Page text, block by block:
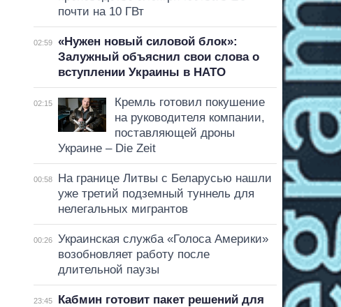
почти на 10 ГВт
02:59
«Нужен новый силовой блок»:
Залужный объяснил свои слова о
вступлении Украины в НАТО
02:15
Кремль готовил покушение
на руководителя компании,
поставляющей дроны
Украине – Die Zeit
00:58
На границе Литвы с Беларусью нашли
уже третий подземный туннель для
нелегальных мигрантов
00:26
Украинская служба «Голоса Америки»
возобновляет работу после
длительной паузы
23:45
Кабмин готовит пакет решений для